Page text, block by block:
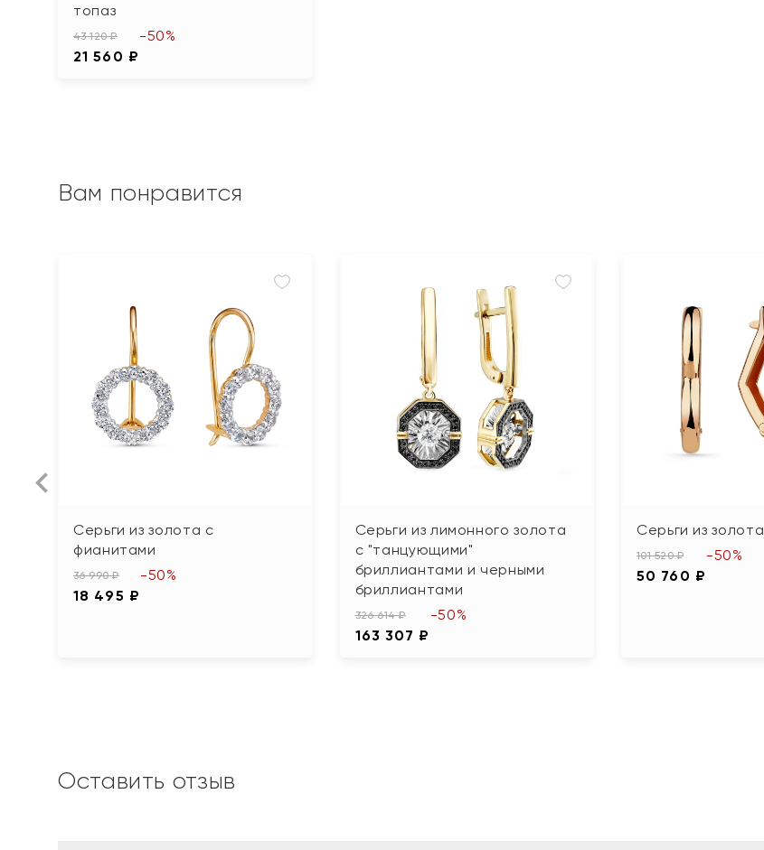
топаз
43 120 ₽
21 560 ₽
-50%
Вам понравится
Серьги из золота с
фианитами
36 990 ₽
18 495 ₽
-50%
Серьги из лимонного золота
с "танцующими"
бриллиантами и черными
бриллиантами
326 614 ₽
163 307 ₽
-50%
Серьги из золота
101 520 ₽
50 760 ₽
-50%
Оставить отзыв